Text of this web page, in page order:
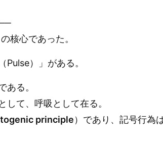
核心であった。
）」がある。
ある。
て、呼吸として在る。
principle）であり、記号行為